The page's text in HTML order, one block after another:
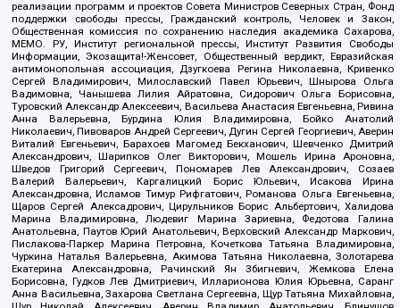
реализации программ и проектов Совета Министров Северных Стран, Фонд
поддержки свободы прессы, Гражданский контроль, Человек и Закон,
Общественная комиссия по сохранению наследия академика Сахарова,
МЕМО. РУ, Институт региональной прессы, Институт Развития Свободы
Информации, Экозащита!-Женсовет, Общественный вердикт, Евразийская
антимонопольная ассоциация, Дзугкоева Регина Николаевна, Кривенко
Сергей Владимирович, Милославский Павел Юрьевич, Шнырова Ольга
Вадимовна, Чанышева Лилия Айратовна, Сидорович Ольга Борисовна,
Туровский Александр Алексеевич, Васильева Анастасия Евгеньевна, Ривина
Анна Валерьевна, Бурдина Юлия Владимировна, Бойко Анатолий
Николаевич, Пивоваров Андрей Сергеевич, Дугин Сергей Георгиевич, Аверин
Виталий Евгеньевич, Барахоев Магомед Бекханович, Шевченко Дмитрий
Александрович, Шарипков Олег Викторович, Мошель Ирина Ароновна,
Шведов Григорий Сергеевич, Пономарев Лев Александрович, Созаев
Валерий Валерьевич, Каргалицкий Борис Юльевич, Исакова Ирина
Александровна, Исламов Тимур Рифгатович, Романова Ольга Евгеньевна,
Щаров Сергей Алексадрович, Цирульников Борис Альбертович, Халидова
Марина Владимировна, Людевиг Марина Зариевна, Федотова Галина
Анатольевна, Паутов Юрий Анатольевич, Верховский Александр Маркович,
Пислакова-Паркер Марина Петровна, Кочеткова Татьяна Владимировна,
Чуркина Наталья Валерьевна, Акимова Татьяна Николаевна, Золотарева
Екатерина Александровна, Рачинский Ян Збигневич, Жемкова Елена
Борисовна, Гудков Лев Дмитриевич, Илларионова Юлия Юрьевна, Саранг
Анна Васильевна, Захарова Светлана Сергеевна, Щур Татьяна Михайловна,